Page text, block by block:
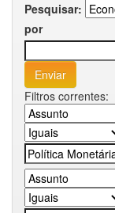
Pesquisar:
por
Filtros correntes: